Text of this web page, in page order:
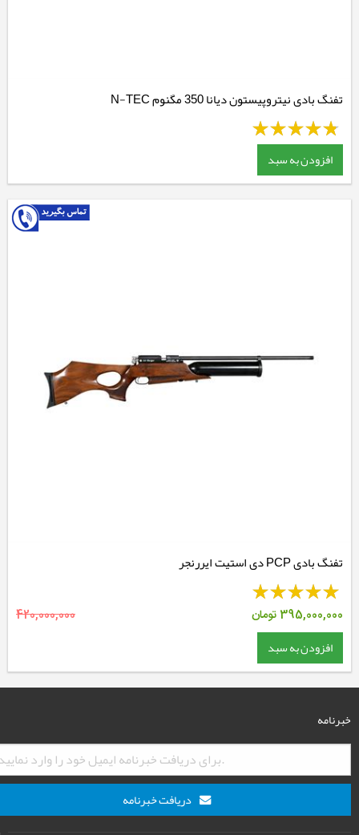
تفنگ بادی نیتروپیستون دیانا 350 مگنوم N-TEC
افزودن به سبد
تفنگ بادی PCP دی استیت ایررنجر
395,000,000تومان 420,000,000
افزودن به سبد
خبرنامه
دریافت خبرنامه